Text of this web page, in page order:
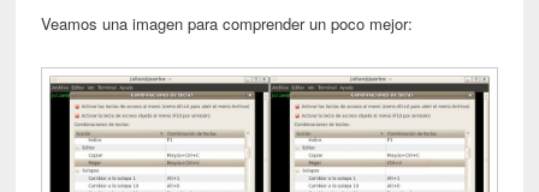
Veamos una imagen para comprender un poco mejor: